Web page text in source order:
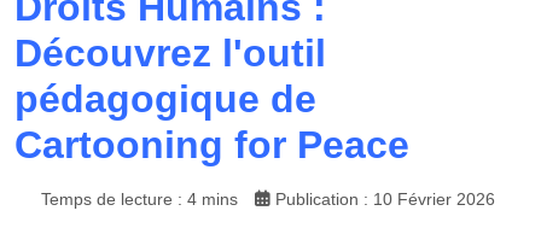
Découvrez l'outil
pédagogique de
Cartooning for Peace
Temps de lecture : 4 mins Publication : 10 Février 2026